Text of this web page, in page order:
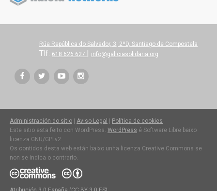
Rúa República do Salvador, 3, 2ºD, Santiago de Compostela
Tlf: 618 626 627 | info@galiciasolidaria.org
Administración do sitio Aviso Legal
Política de cookies
Este sitio esta feito con WordPress. WordPress é Software Libre baixo
licenza GNU/GPLv2.
Os contidos desta web están baixo unha licenza Creative Commons se
non se indica o contrario.